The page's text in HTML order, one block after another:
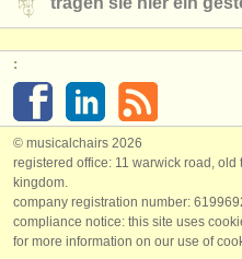
:
© musicalchairs 2026
registered office: 11 warwick road,
kingdom.
company registration number:
compliance notice: ​this site uses
for more information on our use of